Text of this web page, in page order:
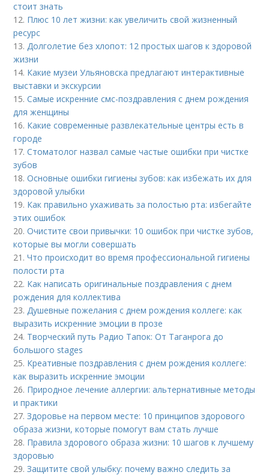
стоит знать
12. Плюс 10 лет жизни: как увеличить свой жизненный
ресурс
13. Долголетие без хлопот: 12 простых шагов к здоровой
жизни
14. Какие музеи Ульяновска предлагают интерактивные
выставки и экскурсии
15.Самые искренние смс-поздравления с днем рождения
для женщины
16. Какие современные развлекательные центры есть в
городе
17.Стоматолог назвал самые частые ошибки при чистке
зубов
18.Основные ошибки гигиены зубов: как избежать их для
здоровой улыбки
19. Как правильно ухаживать за полостью рта: избегайте
этих ошибок
20.Очистите свои привычки: 10 ошибок при чистке зубов,
которые вы могли совершать
21.Что происходит во время профессиональной гигиены
полости рта
22. Как написать оригинальные поздравления с днем
рождения для коллектива
23. Душевные пожелания с днем рождения коллеге: как
выразить искренние эмоции в прозе
24. Творческий путь Радио Тапок: От Таганрога до
большого stages
25. Креативные поздравления с днем рождения коллеге:
как выразить искренние эмоции
26. Природное лечение аллергии: альтернативные методы
и практики
27.Здоровье на первом месте: 10 принципов здорового
образа жизни, которые помогут вам стать лучше
28. Правила здорового образа жизни: 10 шагов к лучшему
здоровью
29.Защитите свой улыбку: почему важно следить за